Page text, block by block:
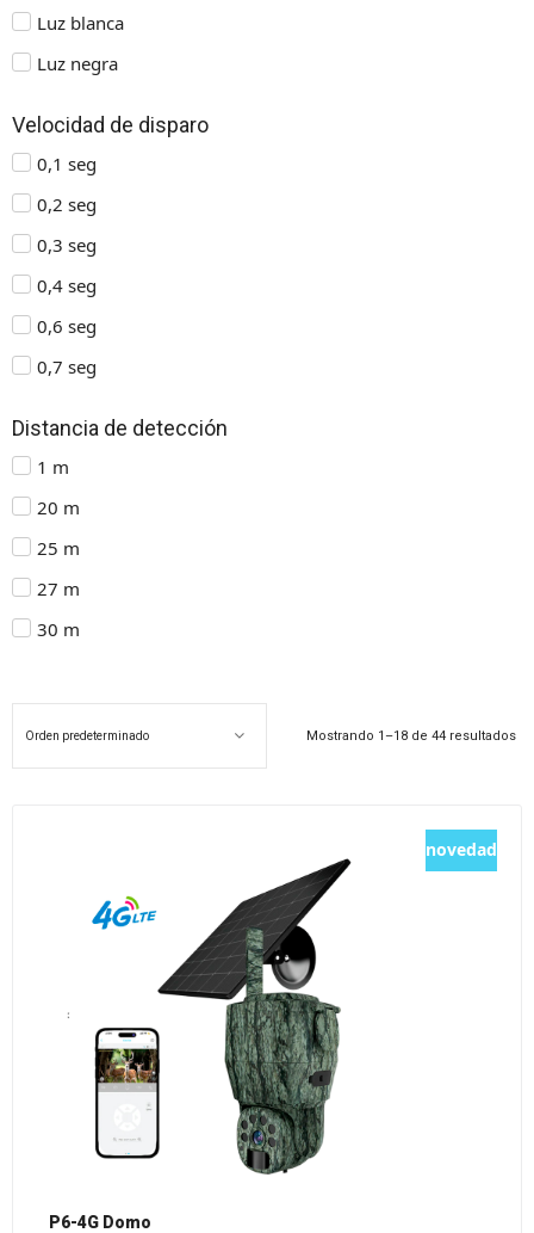
Luz blanca
Luz negra
Velocidad de disparo
0,1 seg
0,2 seg
0,3 seg
0,4 seg
0,6 seg
0,7 seg
Distancia de detección
1 m
20 m
25 m
27 m
30 m
Mostrando 1–18 de 44 resultados
novedad
P6-4G Domo